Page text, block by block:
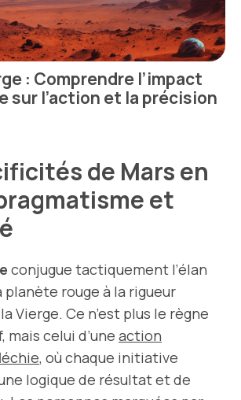
: Comprendre l’impact
sur l’action et la précision
de Mars en
et
conjugue tactiquement l’élan
rouge à la rigueur
Vierge. Ce n’est plus le règne
mais celui d’une action
, où chaque initiative
logique de résultat et de